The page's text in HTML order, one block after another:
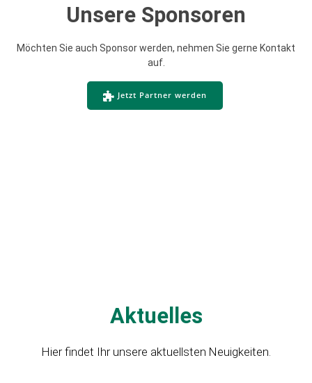
Unsere Sponsoren
Möchten Sie auch Sponsor werden, nehmen Sie gerne Kontakt
auf.
Jetzt Partner werden
Aktuelles
Hier findet Ihr unsere aktuellsten Neuigkeiten.